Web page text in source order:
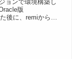
ョンで環境構築し
版
後に、remiから